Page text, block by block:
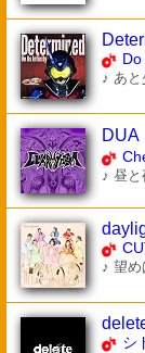
♪ あ
DUA
♪ 昼
♪ 望
シ